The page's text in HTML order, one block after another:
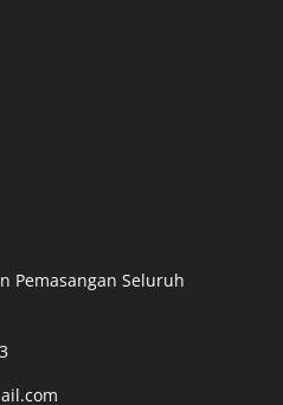
Pemasangan Seluruh